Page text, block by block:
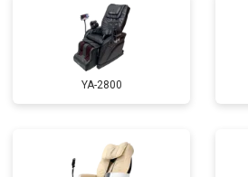
Замена сетевого трансформатора
Ремонт микро-лифта
YA-2800